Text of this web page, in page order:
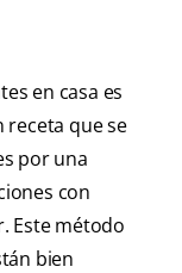
en casa es
receta que se
por una
con
Este método
bien